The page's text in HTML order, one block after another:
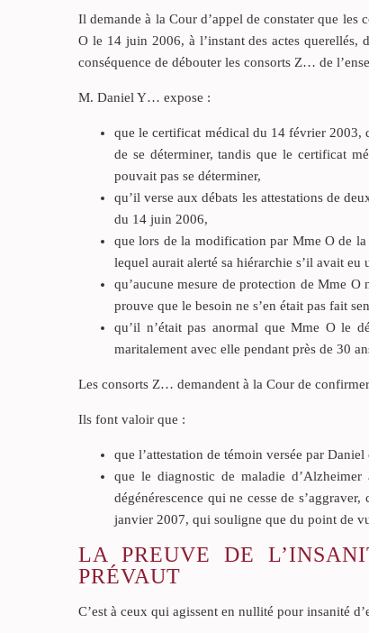
Il demande à la Cour d’appel de constater que
O le 14 juin 2006, à l’instant des actes querellés,
conséquence de débouter les consorts Z… de
M. Daniel Y… expose :
que le certificat médical du 14 février 2003,
de se déterminer, tandis que le certificat
pouvait pas se déterminer,
qu’il verse aux débats les attestations de
du 14 juin 2006,
que lors de la modification par Mme O de
lequel aurait alerté sa hiérarchie s’il avait eu
qu’aucune mesure de protection de Mme
prouve que le besoin ne s’en était pas fait
qu’il n’était pas anormal que Mme O le
maritalement avec elle pendant près de 30
Les consorts Z… demandent à la Cour de
Ils font valoir que :
que l’attestation de témoin versée par
que le diagnostic de maladie
dégénérescence qui ne cesse de
janvier 2007, qui souligne que du point de
LA PREUVE DE
PRÉVAUT
C’est à ceux qui agissent en nullité pour insanité